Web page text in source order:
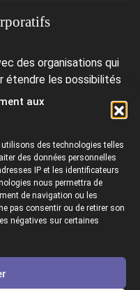
aux
des technologies telles
des données personnelles
IP et les identificateurs
nous permettra de
de navigation ou les
pas consentir ou de retirer son
négatives sur certaines
des organisations qui
étendre les possibilités
à ceux-ci de nouveaux
d'être membre des